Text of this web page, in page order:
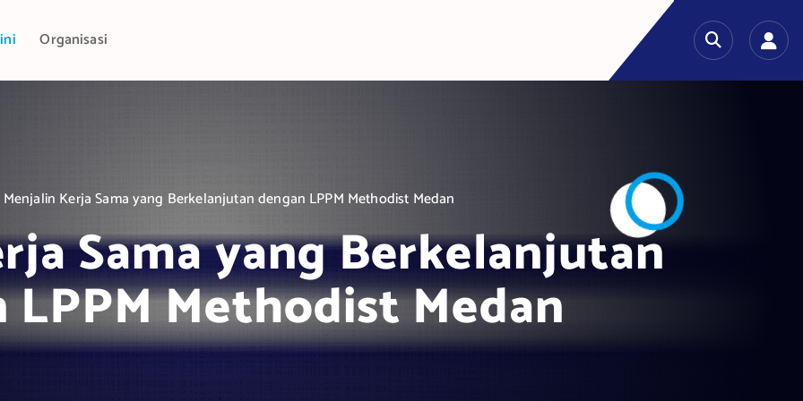
Organisasi
Menjalin Kerja Sama yang Berkelanjutan dengan LPPM Methodist Medan
Sama yang Berkelanjutan
LPPM Methodist Medan